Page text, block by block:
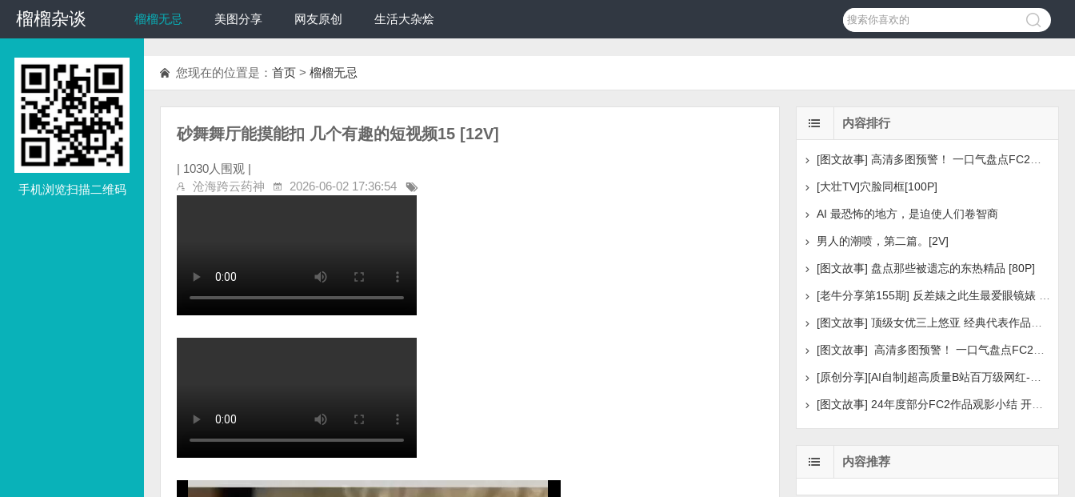
榴榴杂谈
榴榴杂谈 榴榴无忌 美图分享 网友原创 生活大杂烩
手机浏览扫描二维码
您现在的位置是： 首页 > 榴榴无忌
砂舞舞厅能摸能扣 几个有趣的短视频15 [12V]
| 1030人围观 |
沧海跨云药神
2026-06-02 17:36:54
内容排行
[大壮TV]穴脸同框[100P]
AI 最恐怖的地方，是迫使人们卷智商
男人的潮喷，第二篇。[2V]
[图文故事] 盘点那些被遗忘的东热精品 [80P]
[图文故事] 24年度部分FC2作品观影小结 开年王炸后续
内容推荐